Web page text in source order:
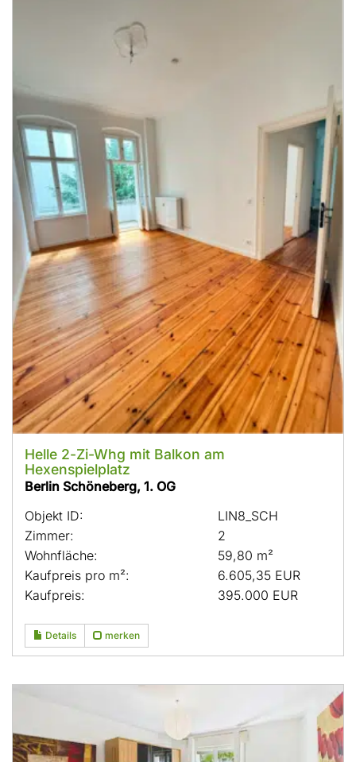
Helle 2-Zi-Whg mit Balkon am
Hexenspielplatz
Berlin Schöneberg, 1. OG
Objekt ID:
LIN8_SCH
Zimmer:
2
Wohnfläche:
59,80 m²
Kaufpreis pro m²:
6.605,35 EUR
Kaufpreis:
395.000 EUR
Details merken